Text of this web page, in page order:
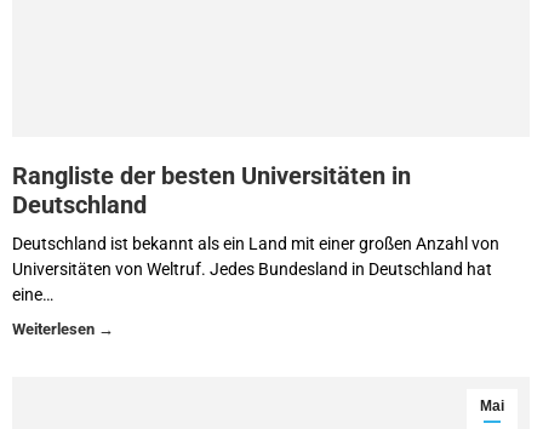
Rangliste der besten Universitäten in
Deutschland
Deutschland ist bekannt als ein Land mit einer großen Anzahl von
Universitäten von Weltruf. Jedes Bundesland in Deutschland hat
eine…
Mai